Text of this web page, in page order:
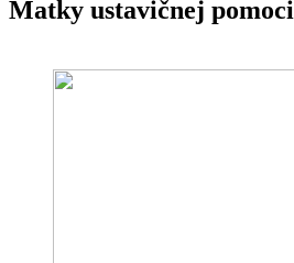
Matky ustavičnej pomoci